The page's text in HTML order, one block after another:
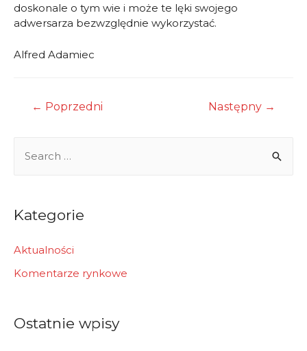
doskonale o tym wie i może te lęki swojego
adwersarza bezwzględnie wykorzystać.
Alfred Adamiec
Nawigacja
← Poprzedni Następny →
r
h
f
Kategorie
Aktualności
Komentarze rynkowe
Ostatnie wpisy